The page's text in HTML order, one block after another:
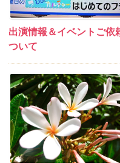
出演情報＆イベントご依
ついて